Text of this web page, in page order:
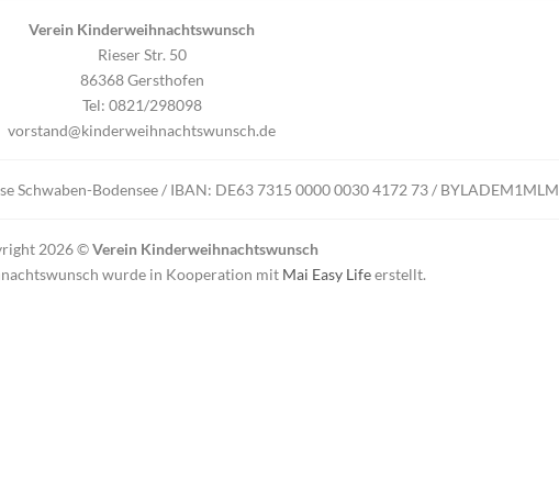
Verein Kinderweihnachtswunsch
Rieser Str. 50
86368 Gersthofen
Tel: 0821/298098
vorstand@kinderweihnachtswunsch.de
Schwaben-Bodensee / IBAN: DE63 7315 0000 0030 4172 73 / BYLADEM1MLM
2026 ©Verein Kinderweihnachtswunsch
wurde in Kooperation mit Mai Easy Lifeerstellt.